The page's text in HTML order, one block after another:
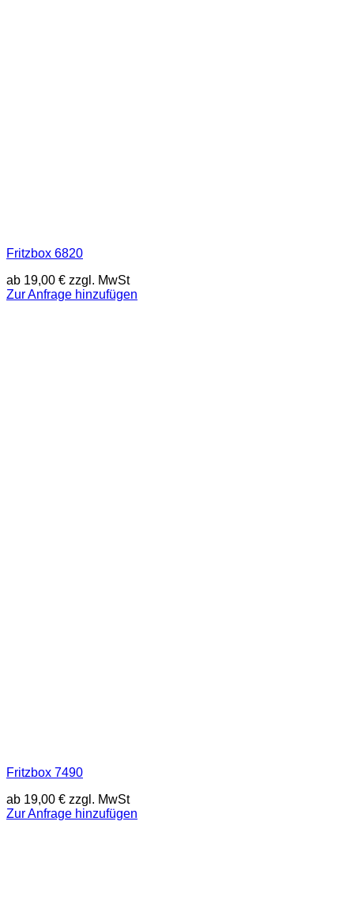
Fritzbox 6820
ab 19,00 € zzgl. MwSt
Zur Anfrage hinzufügen
Fritzbox 7490
ab 19,00 € zzgl. MwSt
Zur Anfrage hinzufügen